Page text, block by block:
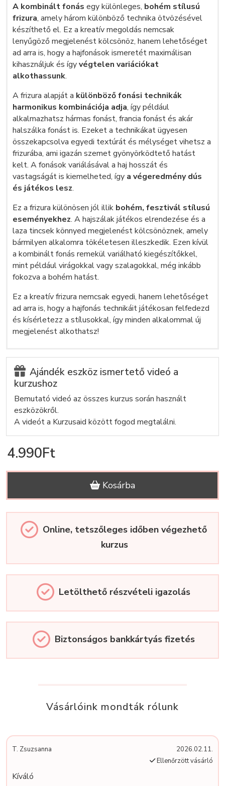
A kombinált fonás egy különleges, bohém stílusú
frizura, amely három különböző technika ötvözésével
készíthető el. Ez a kreatív megoldás nemcsak
lenyűgöző megjelenést kölcsönöz, hanem lehetőséget
ad arra is, hogy a hajfonások ismeretét maximálisan
kihasználjuk és ígyvégtelen variációkat
alkothassunk.
A frizura alapját a különböző fonási technikák
harmonikus kombinációja adja, így például
alkalmazhatsz hármas fonást, francia fonást és akár
halszálka fonást is. Ezeket a technikákat ügyesen
összekapcsolva egyedi textúrát és mélységet vihetsz a
frizurába, ami igazán szemet gyönyörködtető hatást
kelt. A fonások variálásával a haj hosszát és
vastagságát is kiemelheted, így a végeredmény dús
és játékos lesz.
Ez a frizura különösen jól illik bohém, fesztivál stílusú
eseményekhez. A hajszálak játékos elrendezése és a
laza tincsek könnyed megjelenést kölcsönöznek, amely
bármilyen alkalomra tökéletesen illeszkedik. Ezen kívül
a kombinált fonás remekül variálható kiegészítőkkel,
mint például virágokkal vagy szalagokkal, még inkább
fokozva a bohém hatást.
Ez a kreatív frizura nemcsak egyedi, hanem lehetőséget
ad arra is, hogy a hajfonás technikáit játékosan felfedezd
és kísérletezz a stílusokkal, így minden alkalommal új
megjelenést alkothatsz!
Ajándék eszköz ismertető videó a
kurzushoz
Bemutató videó az összes kurzus során használt
eszközökről.
A videót a Kurzusaid között fogod megtalálni.
4.990Ft
Kosárba
Online, tetszőleges időben végezhető
kurzus
Letölthető részvételi igazolás
Biztonságos bankkártyás fizetés
Vásárlóink mondták rólunk
2026.02.11.
T. Zsuzsanna
Ellenőrzött vásárló
Kíváló